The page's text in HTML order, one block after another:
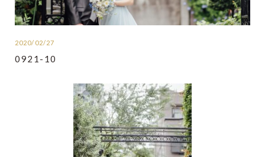
2020/02/27
0921-10